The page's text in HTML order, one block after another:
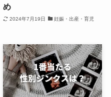
め
2024年7月19日 妊娠・出産・育児